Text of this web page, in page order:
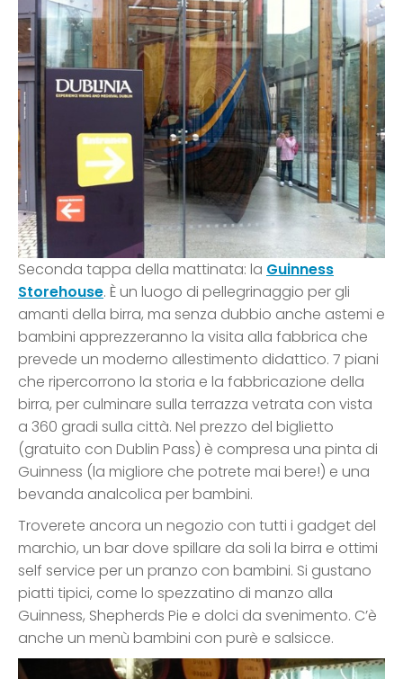
Seconda tappa della mattinata: la Guinness
Storehouse. È un luogo di pellegrinaggio per gli
amanti della birra, ma senza dubbio anche astemi e
bambini apprezzeranno la visita alla fabbrica che
prevede un moderno allestimento didattico. 7 piani
che ripercorrono la storia e la fabbricazione della
birra, per culminare sulla terrazza vetrata con vista
a 360 gradi sulla città. Nel prezzo del biglietto
(gratuito con Dublin Pass) è compresa una pinta di
Guinness (la migliore che potrete mai bere!) e una
bevanda analcolica per bambini.
Troverete ancora un negozio con tutti i gadget del
marchio, un bar dove spillare da soli la birra e ottimi
self service per un pranzo con bambini. Si gustano
piatti tipici, come lo spezzatino di manzo alla
Guinness, Shepherds Pie e dolci da svenimento. C’è
anche un menù bambini con purè e salsicce.